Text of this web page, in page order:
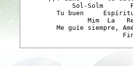
Sol-Solm
Tu buen
Mim  La
Me guíe siempre,